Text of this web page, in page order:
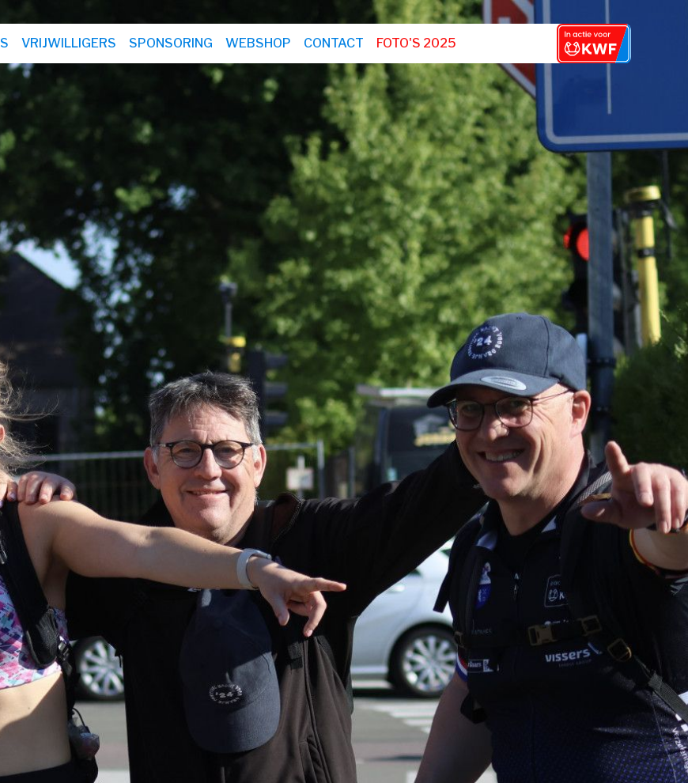
VRIJWILLIGERS SPONSORING WEBSHOP CONTACT FOTO'S 2025